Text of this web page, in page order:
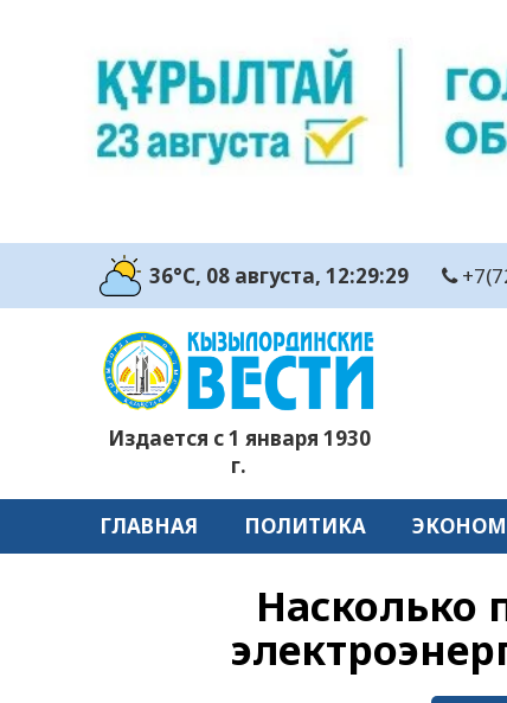
36°C, 08 августа, 12:29:30
Издается с 1 января 1930
г.
ГЛАВНАЯ ПОЛИТИКА
Насколько